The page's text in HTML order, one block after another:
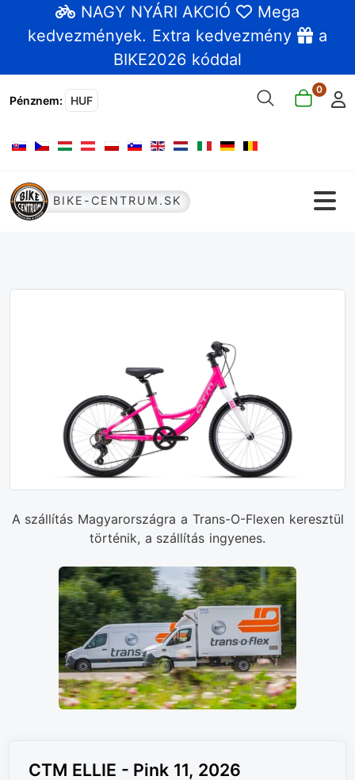
NAGY NYÁRI AKCIÓ
Mega
kedvezmények. Extra kedvezmény
a
BIKE2026 kóddal
Pénznem: HUF
0
Válasszon nyelvet
BIKE-CENTRUM.SK
A szállítás Magyarországra a Trans-O-Flexen keresztül
történik, a szállítás ingyenes.
CTM ELLIE - Pink 11, 2026